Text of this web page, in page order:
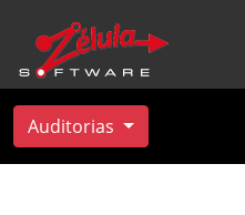
Auditorias